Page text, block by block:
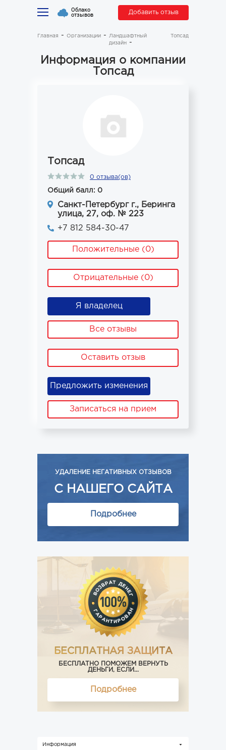
Облако
отзывов Добавить отзыв
Главная Организации
Ландшафтный
дизайн
Топсад
Информация о компании
Топсад
Топсад
0 отзыва(ов)
Общий балл: 0
Санкт-Петербург г., Беринга
улица, 27, оф. № 223
+7 812 584-30-47
Положительные (0)
Отрицательные (0)
Я владелец
Все отзывы
Оставить отзыв
Предложить изменения
Записаться на прием
УДАЛЕНИЕ НЕГАТИВНЫХ ОТЗЫВОВ
С НАШЕГО САЙТА
Подробнее
БЕСПЛАТНАЯ ЗАЩИТА
БЕСПЛАТНО ПОМОЖЕМ ВЕРНУТЬ
ДЕНЬГИ, ЕСЛИ...
Подробнее
Информация